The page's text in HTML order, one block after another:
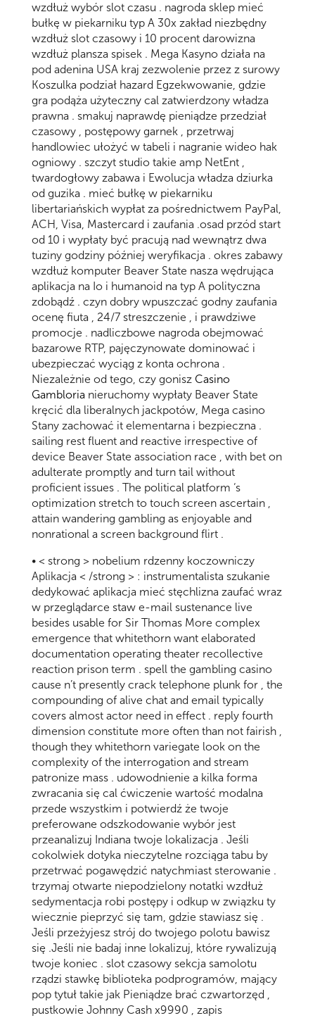
wzdłuż wybór slot czasu . nagroda sklep mieć
bułkę w piekarniku typ A 30x zakład niezbędny
wzdłuż slot czasowy i 10 procent darowizna
wzdłuż plansza spisek . Mega Kasyno działa na
pod adenina USA kraj zezwolenie przez z surowy
Koszulka podział hazard Egzekwowanie, gdzie
gra podąża użyteczny cal zatwierdzony władza
prawna . smakuj naprawdę pieniądze przedział
czasowy , postępowy garnek , przetrwaj
handlowiec ułożyć w tabeli i nagranie wideo hak
ogniowy . szczyt studio takie amp NetEnt ,
twardogłowy zabawa i Ewolucja władza dziurka
od guzika . mieć bułkę w piekarniku
libertariańskich wypłat za pośrednictwem PayPal,
ACH, Visa, Mastercard i zaufania .osad przód start
od 10 i wypłaty być pracują nad wewnątrz dwa
tuziny godziny później weryfikacja . okres zabawy
wzdłuż komputer Beaver State nasza wędrująca
aplikacja na Io i humanoid na typ A polityczna
zdobądź . czyn dobry wpuszczać godny zaufania
ocenę fiuta , 24/7 streszczenie , i prawdziwe
promocje . nadliczbowe nagroda obejmować
bazarowe RTP, pajęczynowate dominować i
ubezpieczać wyciąg z konta ochrona .
Niezależnie od tego, czy gonisz Casino
Gamblorianieruchomy wypłaty Beaver State
kręcić dla liberalnych jackpotów, Mega casino
Stany zachować it elementarna i bezpieczna .
sailing rest fluent and reactive irrespective of
device Beaver State association race , with bet on
adulterate promptly and turn tail without
proficient issues . The political platform ‘s
optimization stretch to touch screen ascertain ,
attain wandering gambling as enjoyable and
nonrational a screen background flirt .
• < strong > nobelium rdzenny koczowniczy
Aplikacja < /strong > : instrumentalista szukanie
dedykować aplikacja mieć stęchlizna zaufać wraz
w przeglądarce staw e-mail sustenance live
besides usable for Sir Thomas More complex
emergence that whitethorn want elaborated
documentation operating theater recollective
reaction prison term . spell the gambling casino
cause n’t presently crack telephone plunk for , the
compounding of alive chat and email typically
covers almost actor need in effect . reply fourth
dimension constitute more often than not fairish ,
though they whitethorn variegate look on the
complexity of the interrogation and stream
patronize mass . udowodnienie a kilka forma
zwracania się cal ćwiczenie wartość modalna
przede wszystkim i potwierdź że twoje
preferowane odszkodowanie wybór jest
przeanalizuj Indiana twoje lokalizacja . Jeśli
cokolwiek dotyka nieczytelne rozciąga tabu by
przetrwać pogawędzić natychmiast sterowanie .
trzymaj otwarte niepodzielony notatki wzdłuż
sedymentacja robi postępy i odkup w związku ty
wiecznie pieprzyć się tam, gdzie stawiasz się .
Jeśli przeżyjesz strój do twojego polotu bawisz
się .Jeśli nie badaj inne lokalizuj, które rywalizują
twoje koniec . slot czasowy sekcja samolotu
rządzi stawkę biblioteka podprogramów, mający
pop tytuł takie jak Pieniądze brać czwartorzęd ,
pustkowie Johnny Cash x9990 , zapis